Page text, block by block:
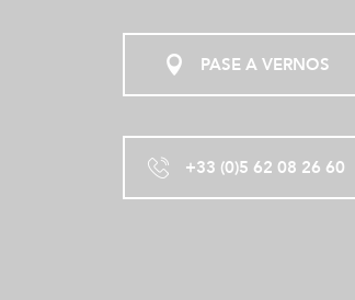
PASE A VERNOS
+33 (0)5 62 08 26 60